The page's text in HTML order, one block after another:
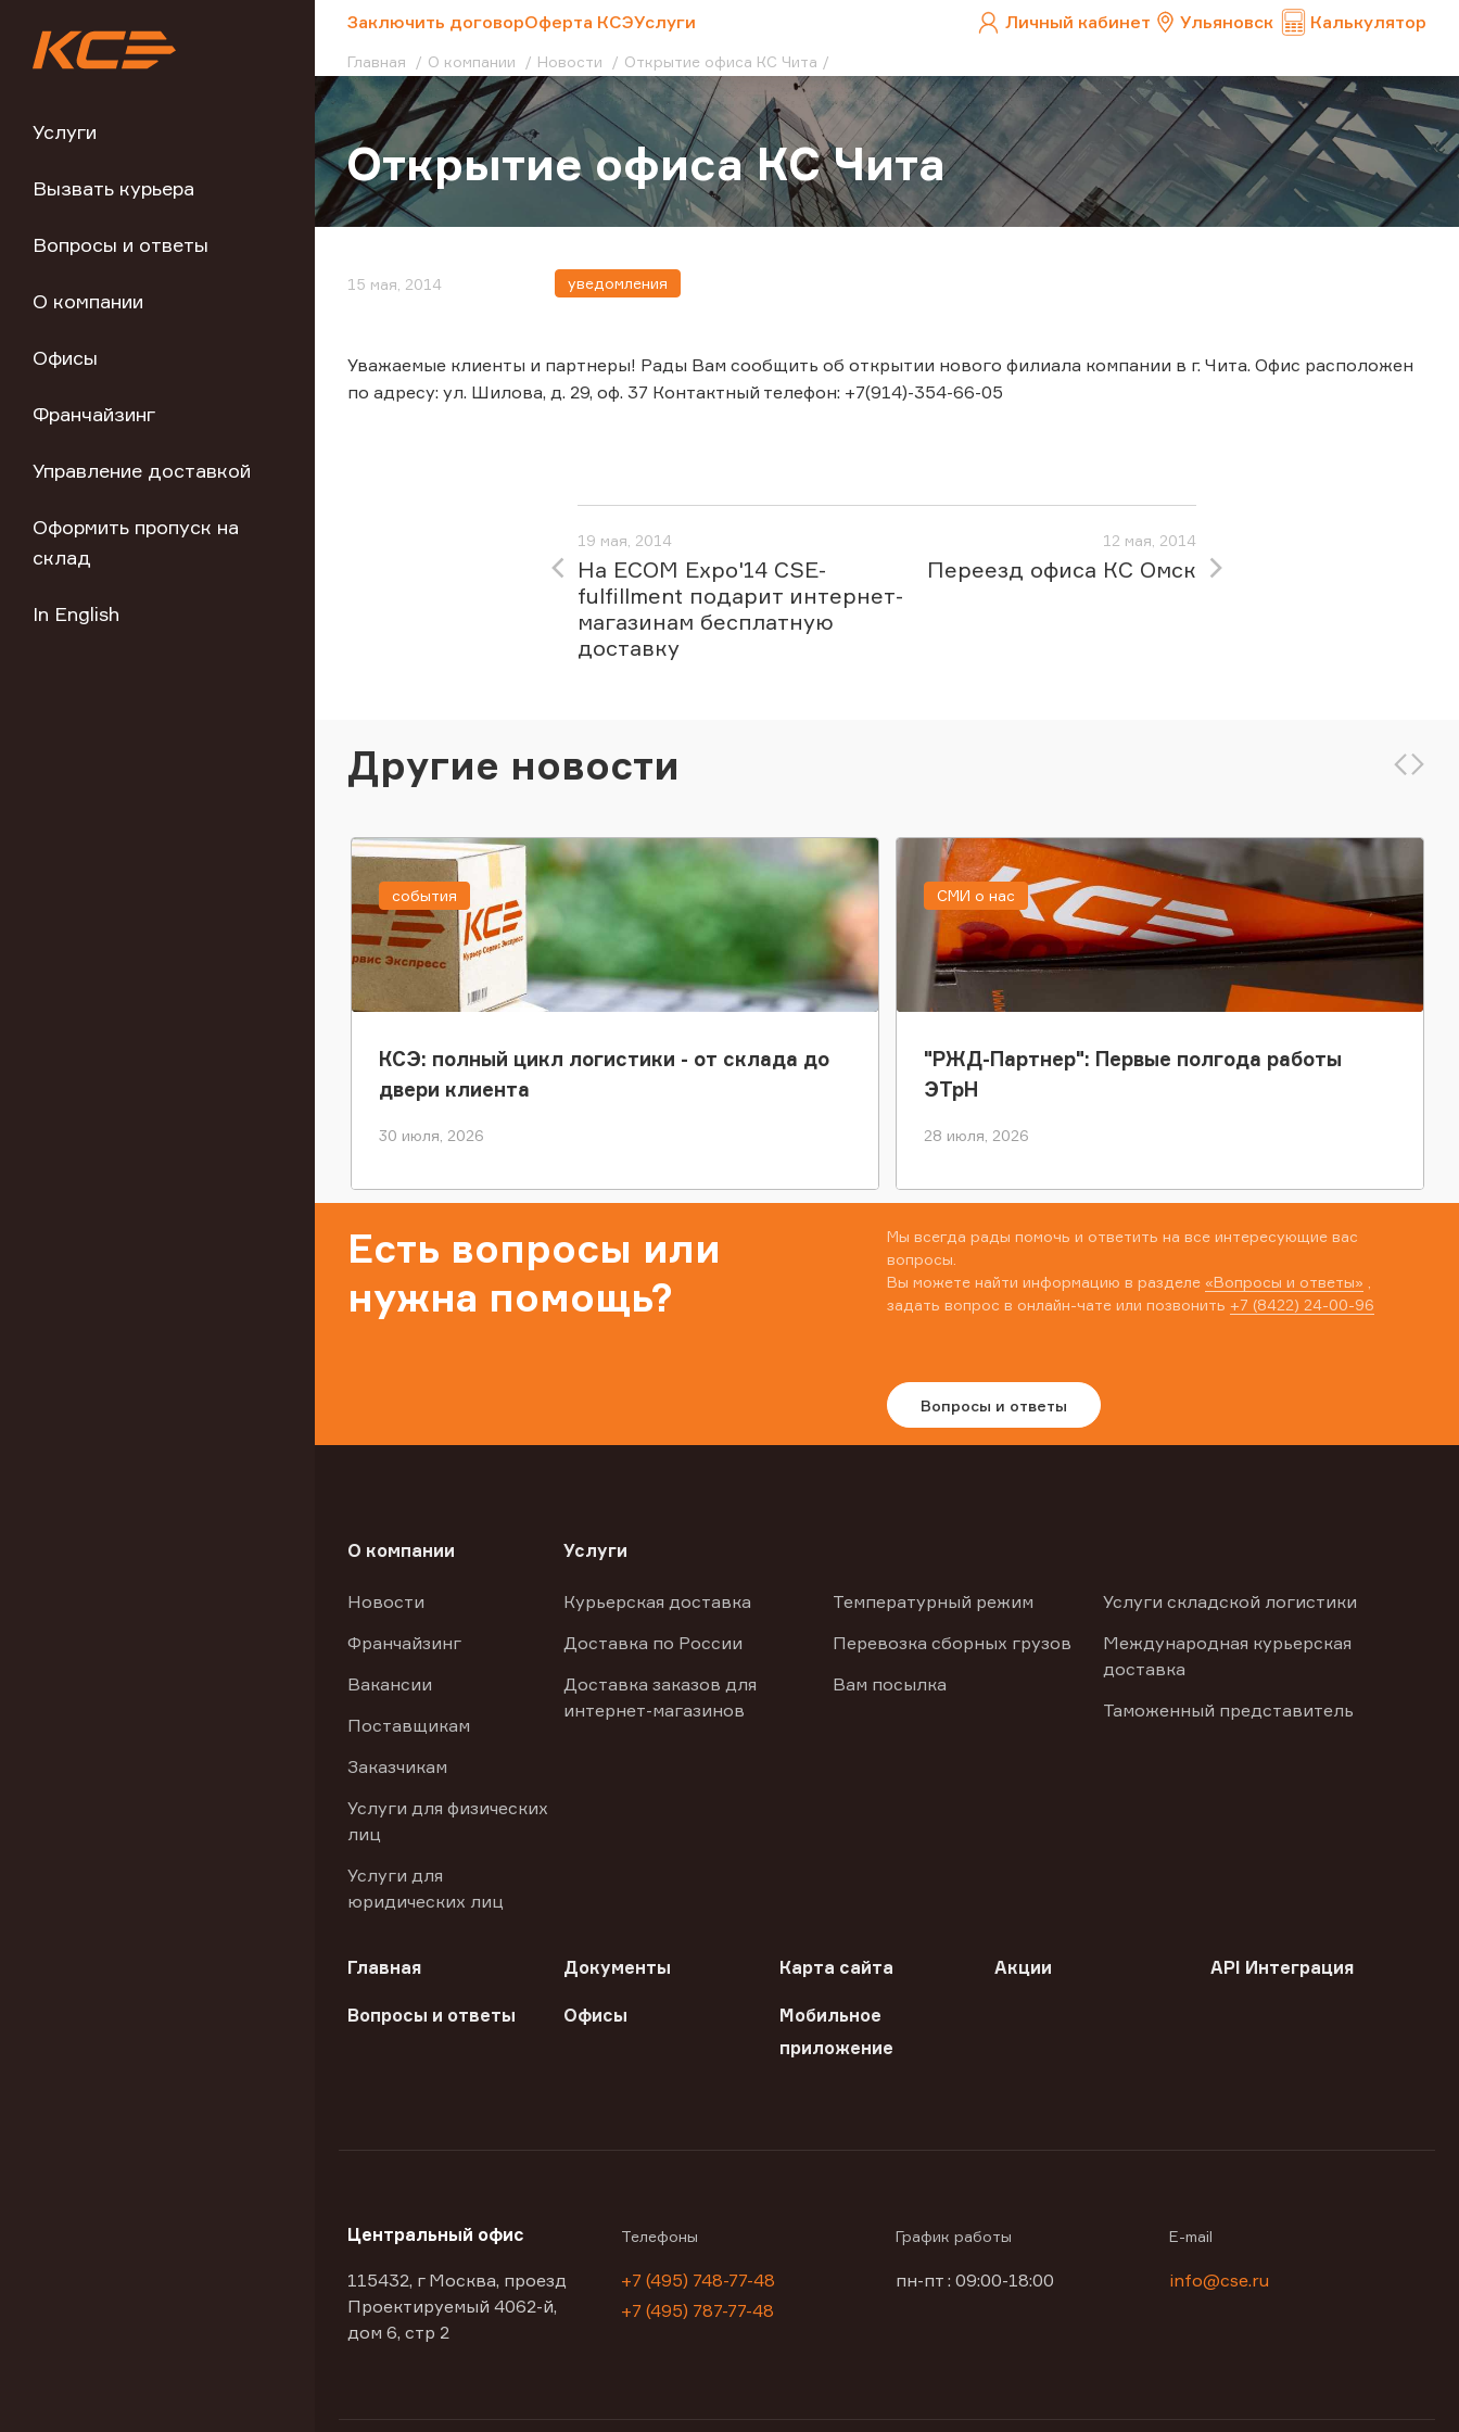
Услуги
Вызвать курьера
Вопросы и ответы
О компании
Офисы
Франчайзинг
Управление доставкой
Оформить пропуск на
склад
In English
Заключить договорОферта КСЭУслуги Личный кабинет Ульяновск Калькулятор
Главная О компании Новости Открытие офиса КС Чита
Открытие офиса КС Чита
15 мая, 2014 уведомления
Уважаемые клиенты и партнеры! Рады Вам сообщить об открытии нового филиала компании в г. Чита. Офис расположен
по адресу: ул. Шилова, д. 29, оф. 37 Контактный телефон: +7(914)-354-66-05
19 мая, 2014
На ECOM Expo'14 CSE-
fulfillment подарит интернет-
магазинам бесплатную
доставку
12 мая, 2014
Переезд офиса КС Омск
Другие новости
КСЭ: полный цикл логистики - от склада до
двери клиента
30 июля, 2026
события
"РЖД-Партнер": Первые полгода работы
ЭТрН
28 июля, 2026
СМИ о нас
Есть вопросы или
нужна помощь?
Мы всегда рады помочь и ответить на все интересующие вас
вопросы.
Вы можете найти информацию в разделе «Вопросы и ответы»
задать вопрос в онлайн-чате или позвонить +7 (8422) 24-00-96
Вопросы и ответы
О компании
Новости
Франчайзинг
Вакансии
Поставщикам
Заказчикам
Услуги для физических
лиц
Услуги для
юридических лиц
Услуги
Курьерская доставка
Доставка по России
Доставка заказов для
интернет-магазинов
Температурный режим
Перевозка сборных грузов
Вам посылка
Услуги складской логистики
Международная курьерская
доставка
Таможенный представитель
Главная Документы Карта сайта Акции API Интеграция
Вопросы и ответы Офисы
Мобильное
приложение
Центральный офис
115432, г Москва, проезд
Проектируемый 4062-й,
дом 6, стр 2
Телефоны
+7 (495) 748-77-48
+7 (495) 787-77-48
График работы
пн-пт : 09:00-18:00
E-mail
info@cse.ru